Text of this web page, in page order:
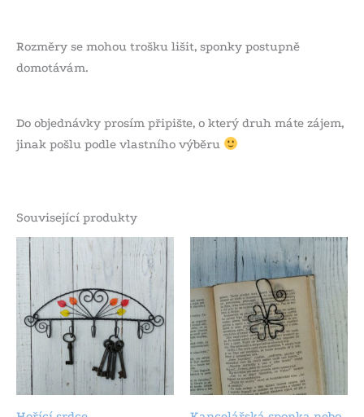
Rozměry se mohou trošku lišit, sponky postupně
domotávám.
Do objednávky prosím připište, o který druh máte zájem,
jinak pošlu podle vlastního výběru
Související produkty